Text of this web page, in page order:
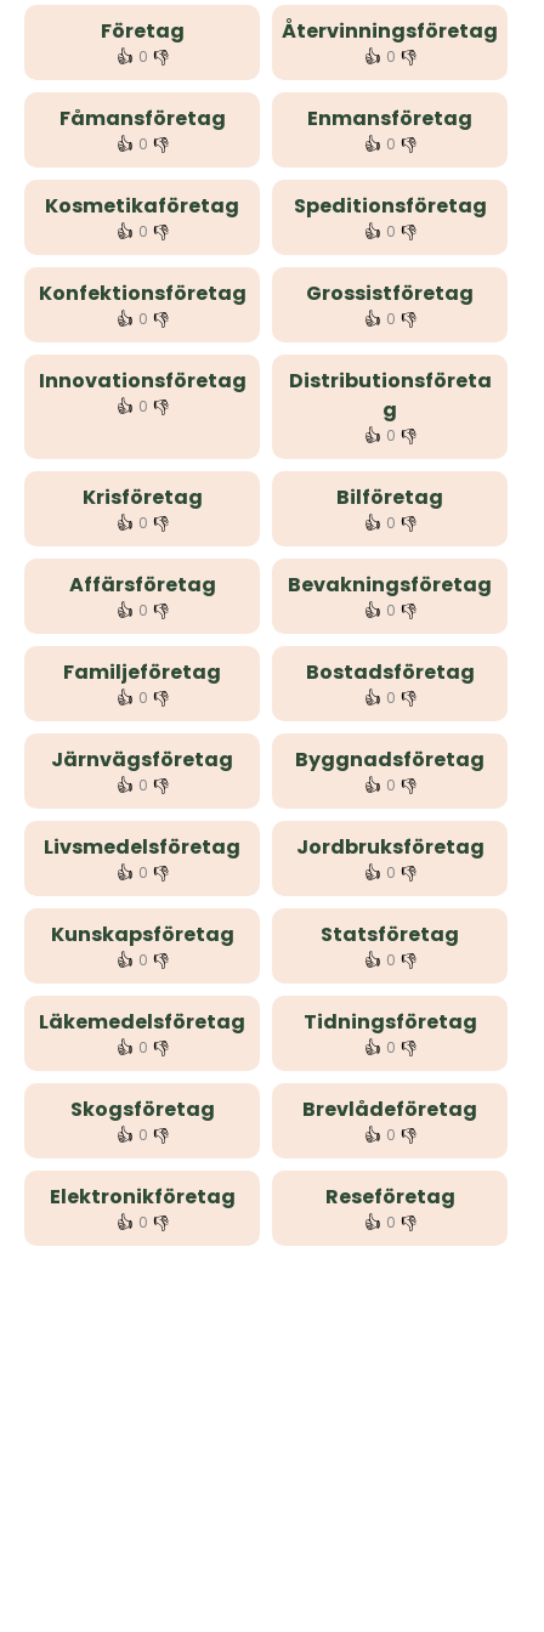
Företag
👍 0 👎
Återvinningsföretag
👍 0 👎
Fåmansföretag
👍 0 👎
Enmansföretag
👍 0 👎
Kosmetikaföretag
👍 0 👎
Speditionsföretag
👍 0 👎
Konfektionsföretag
👍 0 👎
Grossistföretag
👍 0 👎
Innovationsföretag
👍 0 👎
Distributionsföreta
g
👍 0 👎
Krisföretag
👍 0 👎
Bilföretag
👍 0 👎
Affärsföretag
👍 0 👎
Bevakningsföretag
👍 0 👎
Familjeföretag
👍 0 👎
Bostadsföretag
👍 0 👎
Järnvägsföretag
👍 0 👎
Byggnadsföretag
👍 0 👎
Livsmedelsföretag
👍 0 👎
Jordbruksföretag
👍 0 👎
Kunskapsföretag
👍 0 👎
Statsföretag
👍 0 👎
Läkemedelsföretag
👍 0 👎
Tidningsföretag
👍 0 👎
Skogsföretag
👍 0 👎
Brevlådeföretag
👍 0 👎
Elektronikföretag
👍 0 👎
Reseföretag
👍 0 👎